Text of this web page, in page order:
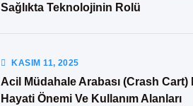
Sağlıkta Teknolojinin Rolü
KASIM11, 2025
Acil Müdahale Arabası (Crash Cart)
Hayati Önemi Ve Kullanım Alanları